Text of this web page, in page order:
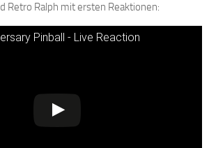
Retro Ralph mit ersten Reaktionen:
Pinball - Live Reaction